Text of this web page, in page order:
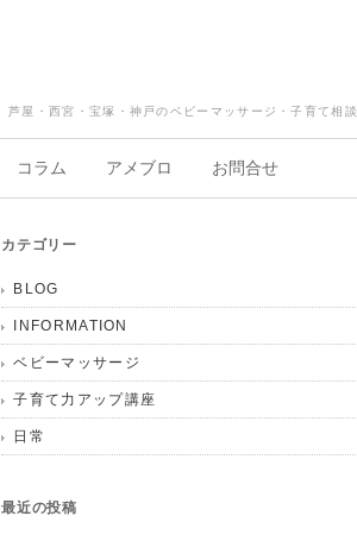
芦屋・西宮・宝塚・神戸のベビーマッサージ・子育て相談
コラム アメブロ お問合せ
カテゴリー
BLOG
INFORMATION
ベビーマッサージ
子育て力アップ講座
日常
最近の投稿